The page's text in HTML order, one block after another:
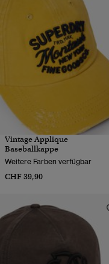
Vintage Applique
Baseballkappe
Weitere Farben verfügbar
CHF 39,90